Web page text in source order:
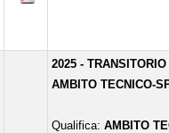
2025 -
AMBITO TECNICO-
Qualifica: AMBITO